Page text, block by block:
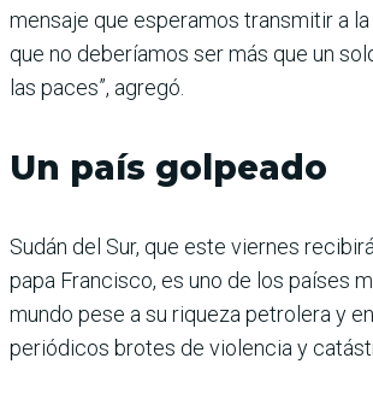
mensaje que esperamos transmitir a
que no deberíamos ser más que un
las paces”, agregó.
Un país golpeado
Sudán del Sur, que este viernes
papa Francisco, es uno de los países
mundo pese a su riqueza petrolera y
periódicos brotes de violencia y